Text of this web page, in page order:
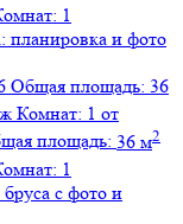
1
Общая площадь: 36
Комнат: 1 от
площадь: 36 м2
1